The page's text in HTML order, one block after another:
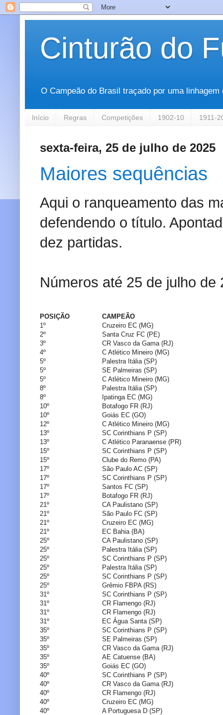
Cinturão do
O Campeão do Brasil traçado por uma
Início Regras Competições 1902-10 1911-
sexta-feira, 25 de julho de 2025
Maiores sequências
Aqui o ranqueamento das
defendendo o título.
dez partidas.
Números até 25 de julho de
POSIÇÃO
CAMPEÃO
1º
Cruzeiro EC (MG)
2º
Santa Cruz FC (PE)
3º
CR Vasco da Gama (RJ)
4º
C Atlético Mineiro (MG)
5º
Palestra Itália (SP)
5º
SE Palmeiras (SP)
5º
C Atlético Mineiro (MG)
8º
Palestra Itália (SP)
8º
Ipatinga EC (MG)
10º
Botafogo FR (RJ)
10º
Goiás EC (GO)
12º
C Atlético Mineiro (MG)
13º
SC Corinthians P (SP)
13º
C Atlético Paranaense (PR)
15º
SC Corinthians P (SP)
15º
Clube do Remo (PA)
17º
São Paulo AC (SP)
17º
SC Corinthians P (SP)
17º
Santos FC (SP)
17º
Botafogo FR (RJ)
21º
CA Paulistano (SP)
21º
São Paulo FC (SP)
21º
Cruzeiro EC (MG)
21º
EC Bahia (BA)
25º
CA Paulistano (SP)
25º
Palestra Itália (SP)
25º
SC Corinthians P (SP)
25º
Palestra Itália (SP)
25º
SC Corinthians P (SP)
25º
Grêmio FBPA (RS)
31º
SC Corinthians P (SP)
31º
CR Flamengo (RJ)
31º
CR Flamengo (RJ)
31º
EC Água Santa (SP)
35º
SC Corinthians P (SP)
35º
SE Palmeiras (SP)
35º
CR Vasco da Gama (RJ)
35º
AE Catuense (BA)
35º
Goiás EC (GO)
40º
SC Corinthians P (SP)
40º
CR Vasco da Gama (RJ)
40º
CR Flamengo (RJ)
40º
Cruzeiro EC (MG)
40º
A Portuguesa D (SP)